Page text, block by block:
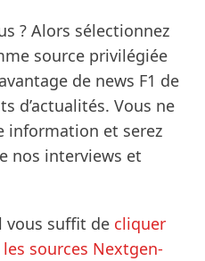
? Alors sélectionnez
source privilégiée
de news F1 de
d’actualités. Vous ne
information et serez
nos interviews et
vous suffit de cliquer
sources Nextgen-